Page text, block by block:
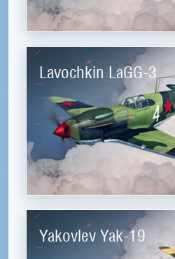
Lavochkin LaGG-3
Yakovlev Yak-19